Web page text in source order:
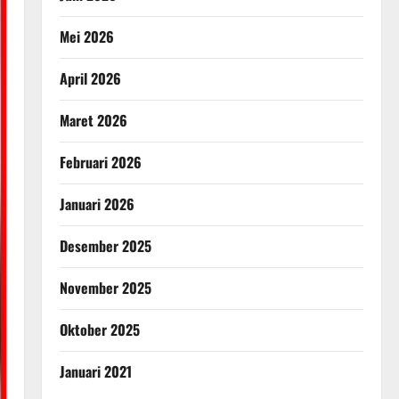
Mei 2026
April 2026
Maret 2026
Februari 2026
Januari 2026
Desember 2025
November 2025
Oktober 2025
Januari 2021